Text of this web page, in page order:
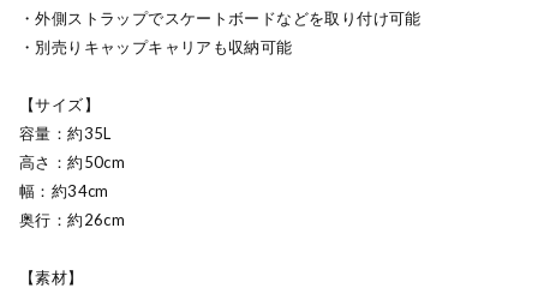
・外側ストラップでスケートボードなどを取り付け可能
・別売りキャップキャリアも収納可能
【サイズ】
容量：約35L
高さ：約50cm
幅：約34cm
奥行：約26cm
【素材】